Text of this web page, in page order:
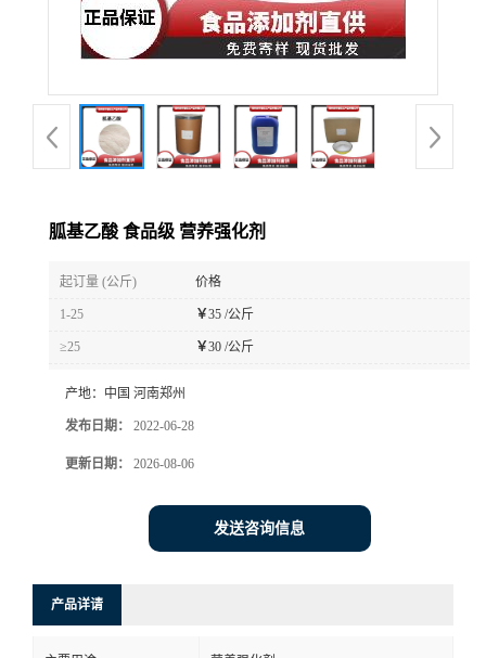
胍基乙酸 食品级 营养强化剂
起订量 (公斤) 价格
1-25 ￥35 /公斤
≥25 ￥30 /公斤
产地： 中国 河南郑州
发布日期： 2022-06-28
更新日期： 2026-08-06
发送咨询信息
产品详请